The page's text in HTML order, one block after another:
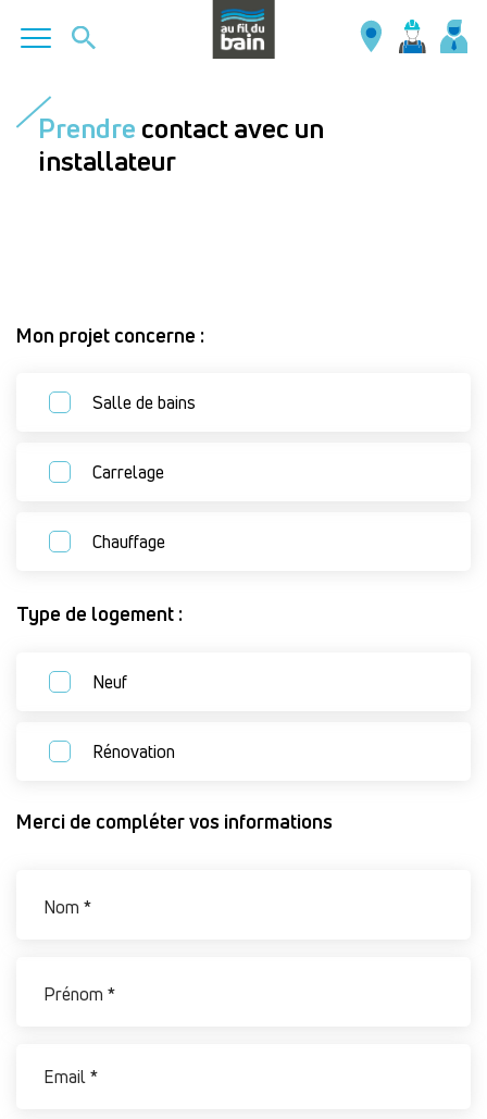
contenu
principal
Prendre contact avec un
installateur
Mon projet concerne :
Salle de bains
Carrelage
Chauffage
Type de logement :
Neuf
Rénovation
Merci de compléter vos informations